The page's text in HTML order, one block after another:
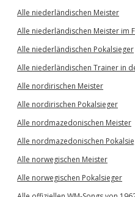
Alle niederländischen Meister
Alle niederländischen Meister im
Alle niederländischen Pokalsieger
Alle niederländischen Trainer in
Alle nordirischen Meister
Alle nordirischen Pokalsieger
Alle nordmazedonischen Meister
Alle nordmazedonischen
Alle norwegischen Meister
Alle norwegischen Pokalsieger